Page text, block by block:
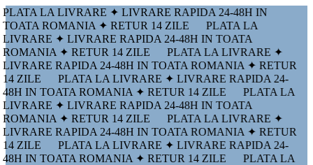
PLATA LA LIVRARE ✦ LIVRARE RAPIDA 24-48H IN
TOATA ROMANIA ✦ RETUR 14 ZILE
PLATA LA
LIVRARE ✦ LIVRARE RAPIDA 24-48H IN TOATA
ROMANIA ✦ RETUR 14 ZILE
PLATA LA LIVRARE ✦
LIVRARE RAPIDA 24-48H IN TOATA ROMANIA ✦ RETUR
14 ZILE
PLATA LA LIVRARE ✦ LIVRARE RAPIDA 24-
48H IN TOATA ROMANIA ✦ RETUR 14 ZILE
PLATA LA
LIVRARE ✦ LIVRARE RAPIDA 24-48H IN TOATA
ROMANIA ✦ RETUR 14 ZILE
PLATA LA LIVRARE ✦
LIVRARE RAPIDA 24-48H IN TOATA ROMANIA ✦ RETUR
14 ZILE
PLATA LA LIVRARE ✦ LIVRARE RAPIDA 24-
48H IN TOATA ROMANIA ✦ RETUR 14 ZILE
PLATA LA